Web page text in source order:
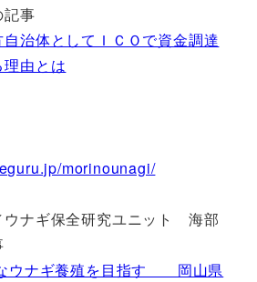
記事
治体としてＩＣＯで資金調達
由とは
morinounagi/
ウナギ保全研究ユニット 海部
なウナギ養殖を目指す 岡山県